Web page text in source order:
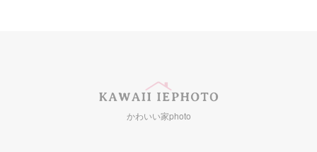
かわいい家photo